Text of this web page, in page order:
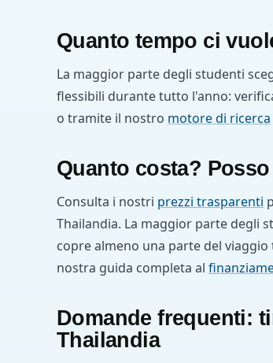
Quanto tempo ci
La maggior parte degli studenti
flessibili durante tutto l'anno:
o tramite il nostro motore di ricerca
Quanto costa?
Consulta i nostri prezzi trasparenti
Thailandia. La maggior parte degli
copre almeno una parte del
nostra guida completa al
Domande frequenti:
Thailandia